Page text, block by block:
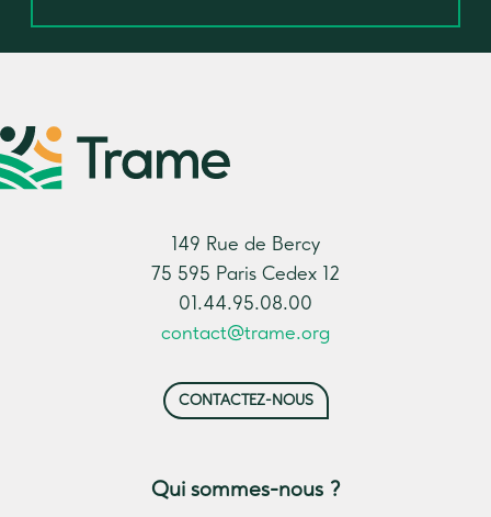
149 Rue de Bercy
75 595 Paris Cedex 12
01.44.95.08.00
contact@trame.org
CONTACTEZ-NOUS
Qui sommes-nous ?